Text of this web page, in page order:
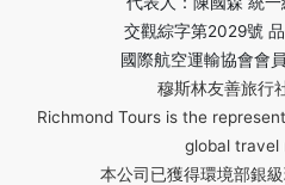
交觀綜字第2029號
國際航空運輸協會會
穆斯林友善旅行
Richmond Tours is the
global travel
本公司已獲得環境部銀